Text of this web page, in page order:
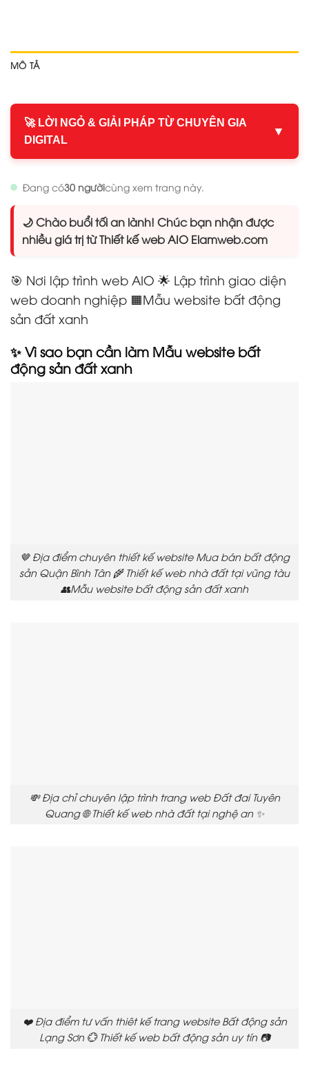
MÔ TẢ
🚀 LỜI NGỎ & GIẢI PHÁP TỪ CHUYÊN GIA
DIGITAL
▼
Đang có30 ngườicùng xem trang này.
🌙 Chào buổi tối an lành! Chúc bạn nhận được
nhiều giá trị từ Thiết kế web AIO Elamweb.com
🎯 Nơi lập trình web AIO 🌟 Lập trình giao diện
web doanh nghiệp 🟧Mẫu website bất động
sản đất xanh
✨ Vì sao bạn cần làm Mẫu website bất
động sản đất xanh
🤎 Địa điểm chuyên thiết kế website Mua bán bất động
sản Quận Bình Tân 🌾 Thiết kế web nhà đất tại vũng tàu
👥Mẫu website bất động sản đất xanh
💸 Địa chỉ chuyên lập trình trang web Đất đai Tuyên
Quang 🌐 Thiết kế web nhà đất tại nghệ an ✨
❤️ Địa điểm tư vấn thiêt kế trang website Bất động sản
Lạng Sơn 💮 Thiết kế web bất động sản uy tín 📷